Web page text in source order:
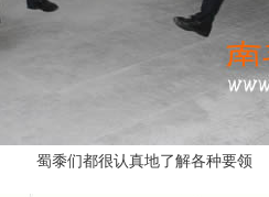
蜀黍们都很认真地了解各种要领